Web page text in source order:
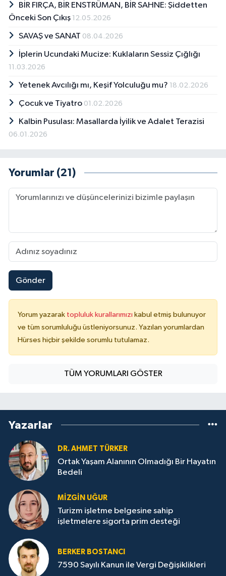
BİR FIRÇA, BİR ENSTRÜMAN, BİR SAHNE: Şiddetten
Önceki Son Çıkış 12.05.2026
SAVAŞ ve SANAT 08.04.2026
İplerin Ucundaki Mucize: Kuklaların Sessiz Çığlığı
11.03.2026
Yetenek Avcılığı mı, Keşif Yolculuğu mu? 18.02.2026
Çocuk ve Tiyatro 01.02.2026
Kalbin Pusulası: Masallarda İyilik ve Adalet Terazisi
06.01.2026
Yorumlar (21)
Gönder
Yorum yazarak topluluk kurallarımızı kabul etmiş bulunuyor
ve tüm sorumluluğu üstleniyorsunuz. Yazılan yorumlardan
Hürses hiçbir şekilde sorumlu tutulamaz.
TÜM YORUMLARI GÖSTER
Yazarlar
DR. AHMET TÜRKER
Ortak Yaşam Alanının Olmadığı Bir Hayatın
Bedeli
MIZGIN UĞUR
Turizm işletme belgesine sahip
işletmelere sigorta prim desteği
BERKER BOSTANCI
7590 Sayılı Kanun ile Vergi Değişiklikleri